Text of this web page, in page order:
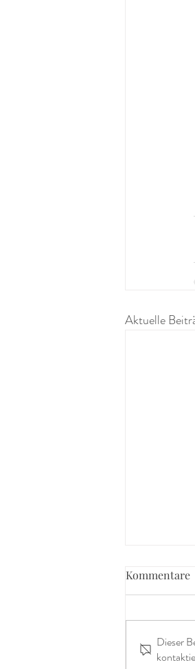
Aktuelle
Kommentare
Dieser